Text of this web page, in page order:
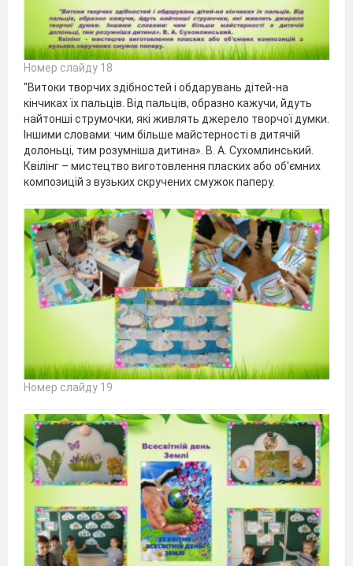
Номер слайду 18
"Витоки творчих здібностей і обдарувань дітей-на
кінчиках їх пальців. Від пальців, образно кажучи, йдуть
найтонші струмочки, які живлять джерело творчої думки.
Іншими словами: чим більше майстерності в дитячій
долоньці, тим розумніша дитина». В. А. Сухомлинський.
Квілінг – мистецтво виготовлення пласких або об'ємних
композицій з вузьких скручених смужок паперу.
Номер слайду 19